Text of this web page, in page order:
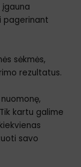
pagerinant
sėkmės,
rezultatus.
kartu galime
savo